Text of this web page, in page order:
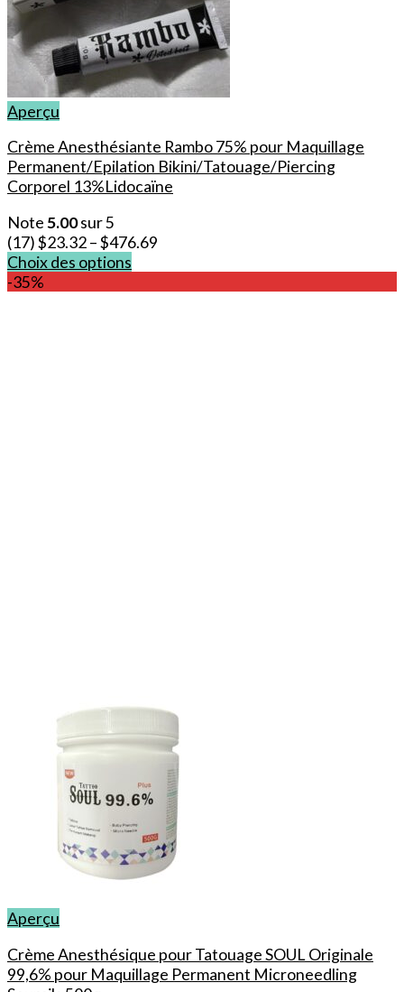
Aperçu
Crème Anesthésiante Rambo 75% pour Maquillage
Permanent/Epilation Bikini/Tatouage/Piercing
Corporel 13%Lidocaïne
Note5.00sur 5
(17)$23.32–$476.69
Choix des options
Ce
-35%
Aperçu
Crème Anesthésique pour Tatouage SOUL Originale
99,6% pour Maquillage Permanent Microneedling